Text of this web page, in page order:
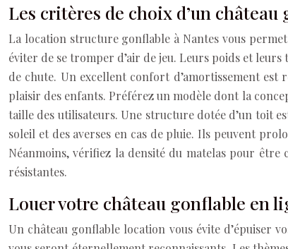
Les critères de choix d’un château
La location structure gonflable à Nantes vous
éviter de se tromper d’air de jeu. Leurs poids et
de chute. Un excellent confort d’amortissement est
plaisir des enfants. Préférez un modèle dont la
taille des utilisateurs. Une structure dotée d’un toit
soleil et des averses en cas de pluie. Ils peuvent
Néanmoins, vérifiez la densité du matelas pour
résistantes.
Louer votre château gonflable en
Un château gonflable location vous évite d’épuiser